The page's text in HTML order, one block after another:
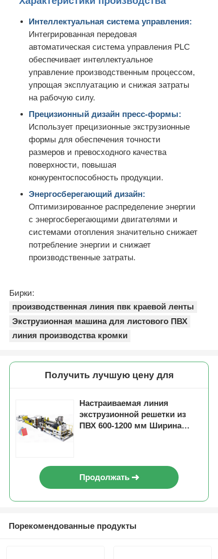
Интеллектуальная система управления:
Интегрированная передовая
автоматическая система управления PLC
обеспечивает интеллектуальное
управление производственным процессом,
упрощая эксплуатацию и снижая затраты
на рабочую силу.
Прецизионный дизайн пресс-формы:
Использует прецизионные экструзионные
формы для обеспечения точности
размеров и превосходного качества
поверхности, повышая
конкурентоспособность продукции.
Энергосберегающий дизайн:
Оптимизированное распределение энергии
с энергосберегающими двигателями и
системами отопления значительно снижает
потребление энергии и снижает
производственные затраты.
Бирки:
производственная линия пвк краевой ленты
Экструзионная машина для листового ПВХ
линия производства кромки
Получить лучшую цену для
Настраиваемая линия
экструзионной решетки из
ПВХ 600-1200 мм Ширина
Продолжать
Порекомендованные продукты